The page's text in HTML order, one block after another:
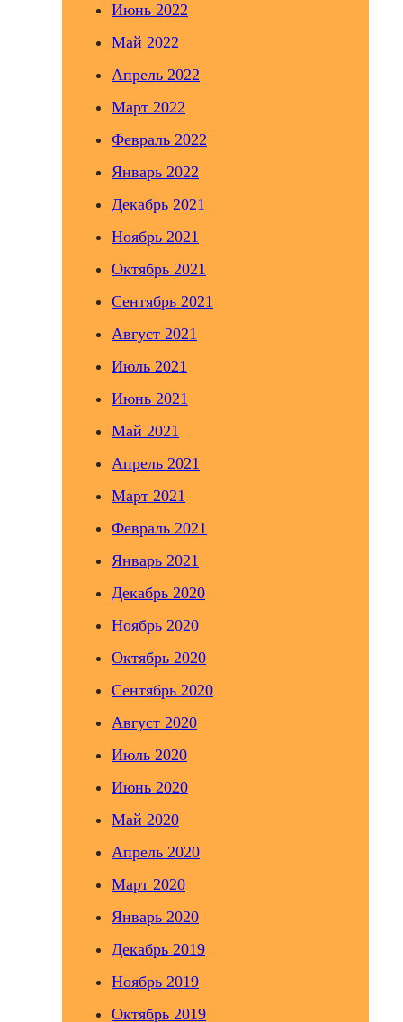
Июнь 2022
Май 2022
Апрель 2022
Март 2022
Февраль 2022
Январь 2022
Декабрь 2021
Ноябрь 2021
Октябрь 2021
Сентябрь 2021
Август 2021
Июль 2021
Июнь 2021
Май 2021
Апрель 2021
Март 2021
Февраль 2021
Январь 2021
Декабрь 2020
Ноябрь 2020
Октябрь 2020
Сентябрь 2020
Август 2020
Июль 2020
Июнь 2020
Май 2020
Апрель 2020
Март 2020
Январь 2020
Декабрь 2019
Ноябрь 2019
Октябрь 2019